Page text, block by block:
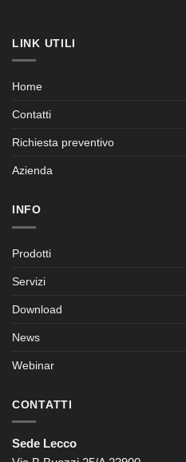
LINK UTILI
Home
Contatti
Richiesta preventivo
Azienda
INFO
Prodotti
Servizi
Download
News
Webinar
CONTATTI
Sede Lecco